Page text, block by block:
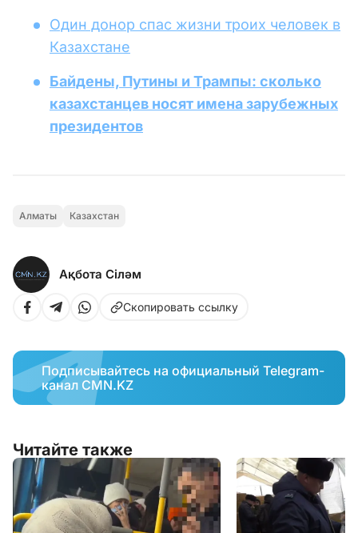
Один донор спас жизни троих человек в
Казахстане
Байдены, Путины и Трампы: сколько
казахстанцев носят имена зарубежных
президентов
Алматы Казахстан
Ақбота Сіләм
Скопировать ссылку
Подписывайтесь на официальный Telegram-
канал CMN.KZ
Читайте также